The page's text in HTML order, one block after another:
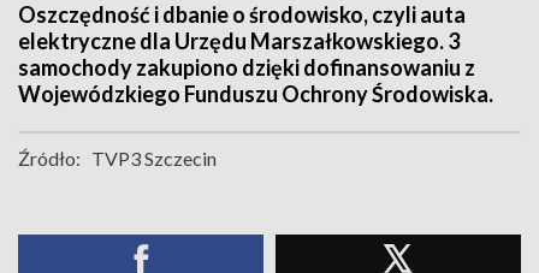
Oszczędność i dbanie o środowisko, czyli auta
elektryczne dla Urzędu Marszałkowskiego. 3
samochody zakupiono dzięki dofinansowaniu z
Wojewódzkiego Funduszu Ochrony Środowiska.
Źródło: TVP3 Szczecin